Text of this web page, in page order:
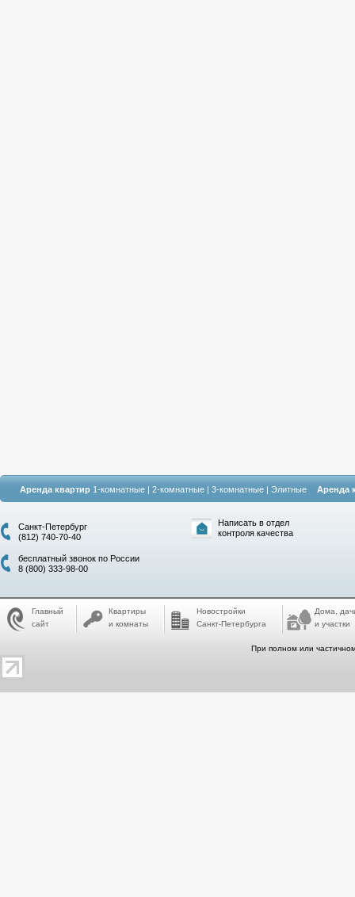
Аренда квартир 1-комнатные | 2-комнатные | 3-комнатные | Элитные Аренда
Санкт-Петербург
(812) 740-70-40
бесплатный звонок по России
8 (800) 333-98-00
Написать в отдел
контроля качества
Главный
сайт
Квартиры
и комнаты
Новостройки
Санкт-Петербурга
Дома,
и участки
При полном или